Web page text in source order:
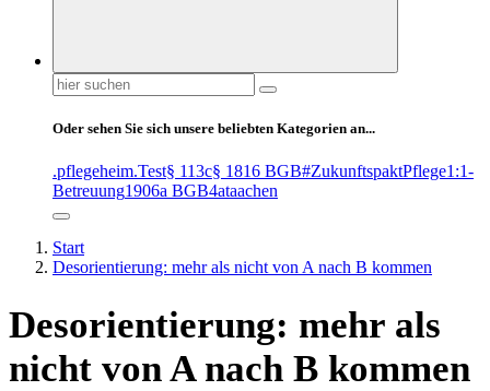
Suchen
nach:
Oder sehen Sie sich unsere beliebten Kategorien an...
.pflegeheim.Test§ 113c§ 1816 BGB#ZukunftspaktPflege1:1-
Betreuung1906a BGB4ataachen
Start
Desorientierung: mehr als nicht von A nach B kommen
Desorientierung: mehr als
nicht von A nach B kommen